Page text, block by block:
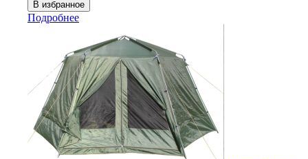
Подробнее